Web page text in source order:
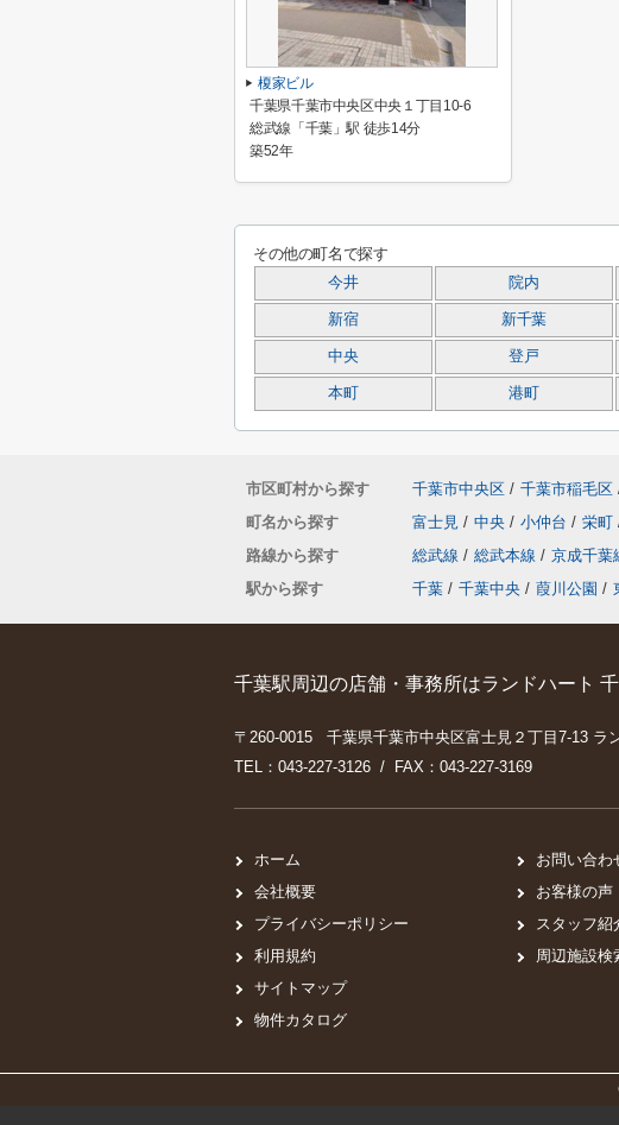
榎家ビル
千葉県千葉市中央区中央１丁目10-6
総武線「千葉」駅 徒歩14分
築52年
その他の町名で探す
今井 院内
新宿 新千葉
中央 登戸
本町 港町
市区町村から探す 千葉市中央区 / 千葉市稲毛区
町名から探す
富士見 / 中央 / 小仲台 / 栄町
路線から探す
総武線 / 総武本線 / 京成千葉
駅から探す
千葉 / 千葉中央 / 葭川公園 /
千葉駅周辺の店舗・事務所はランドハート
〒260-0015 千葉県千葉市中央区富士見２丁目7-13 ラ
TEL：043-227-3126 / FAX：043-227-3169
ホーム
会社概要
プライバシーポリシー
利用規約
サイトマップ
物件カタログ
お問い合わ
お客様の声
スタッフ紹
周辺施設検